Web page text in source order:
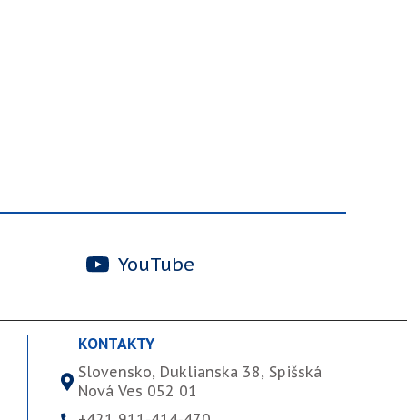
YouTube
KONTAKTY
Slovensko, Duklianska 38, Spišská
Nová Ves 052 01